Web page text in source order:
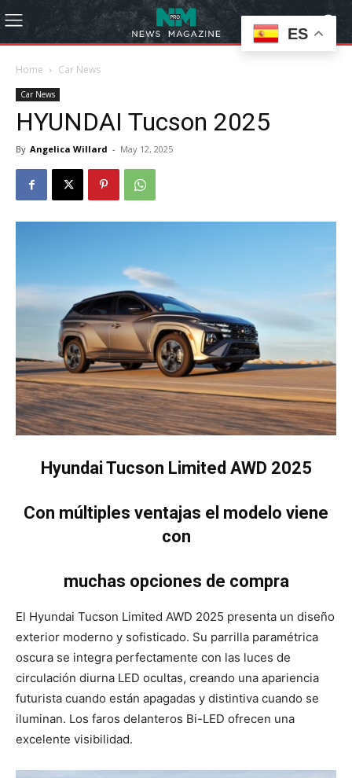
Home Car News
Car News
HYUNDAI Tucson 2025
By Angelica Willard - May 12, 2025
Hyundai Tucson Limited AWD 2025
Con múltiples ventajas el modelo viene
con
muchas opciones de compra
El Hyundai Tucson Limited AWD 2025 presenta un diseño
exterior moderno y sofisticado. Su parrilla paramétrica
oscura se integra perfectamente con las luces de
circulación diurna LED ocultas, creando una apariencia
futurista cuando están apagadas y distintiva cuando se
iluminan. Los faros delanteros Bi-LED ofrecen una
excelente visibilidad.
ES